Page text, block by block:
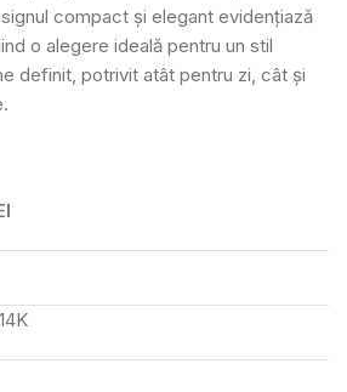
compact și elegant evidențiază
o alegere ideală pentru un stil
definit, potrivit atât pentru zi, cât și